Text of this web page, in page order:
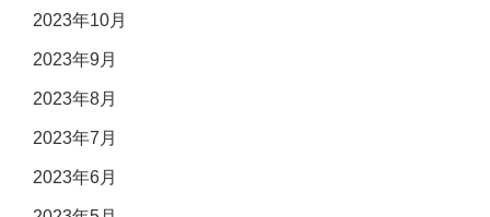
2023年10月
2023年9月
2023年8月
2023年7月
2023年6月